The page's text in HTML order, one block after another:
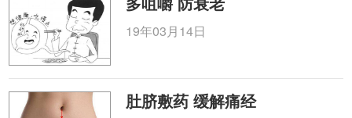
19年03月14日
肚脐敷药 缓解痛经